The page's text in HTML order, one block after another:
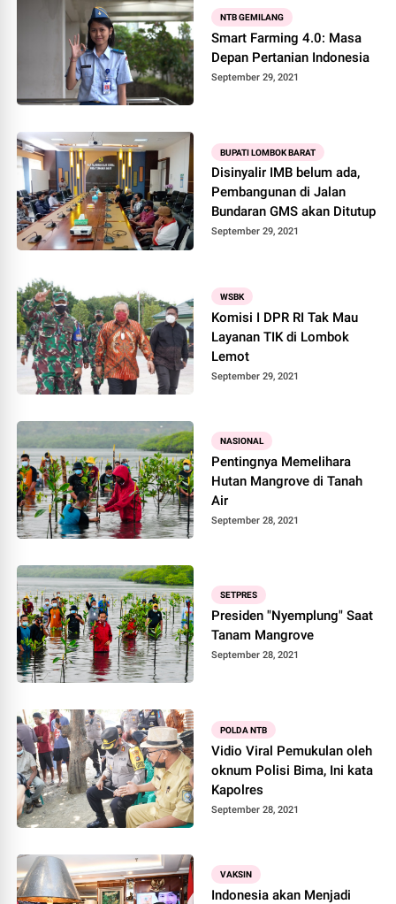
NTB GEMILANG
Smart Farming 4.0: Masa
Depan Pertanian Indonesia
September 29, 2021
BUPATI LOMBOK BARAT
Disinyalir IMB belum ada,
Pembangunan di Jalan
Bundaran GMS akan Ditutup
September 29, 2021
WSBK
Komisi I DPR RI Tak Mau
Layanan TIK di Lombok
Lemot
September 29, 2021
NASIONAL
Pentingnya Memelihara
Hutan Mangrove di Tanah
Air
September 28, 2021
SETPRES
Presiden "Nyemplung" Saat
Tanam Mangrove
September 28, 2021
POLDA NTB
Vidio Viral Pemukulan oleh
oknum Polisi Bima, Ini kata
Kapolres
September 28, 2021
VAKSIN
Indonesia akan Menjadi